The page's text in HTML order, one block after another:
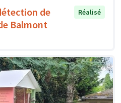
de
Balmont
Réalisé